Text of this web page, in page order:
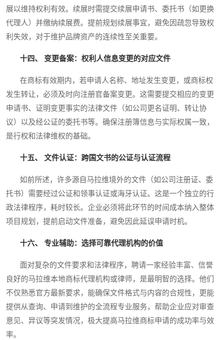
展以维持权利有效。续展时需提交续展申请书、委托书（如更换
代理人）并缴纳续展费。提前规划续展事宜，避免因疏忽导致权
利失效，对于维护品牌资产的连续性至关重要。
十四、 变更备案：权利人信息变更的对应文件
在商标有效期内，若申请人名称、地址发生变更，或商标权
发生转让，必须及时向注册官备案变更。这需要提交相应的变更
申请书、证明变更事实的法律文件（如公司更名证明、转让协
议）以及经公证的委托书等。确保注册簿信息与实际权属一致，
是行权和法律维权的基础。
十五、 文件认证：跨国文书的公证与认证流程
如前所述，许多源自马拉维境外的文件（如公司注册证、委
托书）需要经过公证和领事认证或海牙认证。这是一个独立的行
政法律程序，耗时较长。企业必须将此环节的时间成本纳入整体
项目规划，提前启动文件准备，避免因此延误申请时机。
十六、 专业辅助：选择可靠代理机构的价值
面对复杂的文件要求和法律程序，聘请一家经验丰富、信誉
良好的马拉维本地商标代理机构或律师，是最明智的选择。他们
不仅熟悉官方最新要求，能确保文件格式与内容的合规性，更能
提供从查询、申请到维护的全流程专业服务，帮助企业应对审查
意见、异议等突发情况，极大提高马拉维商标申请的成功率与效
率。